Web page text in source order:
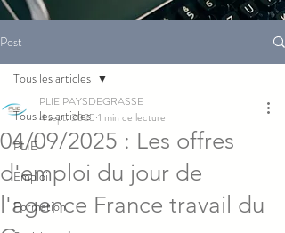
Post
Tous les articles
PLIE
Emploi
Formation
Tous les articles
04/09/2025 : Les offres
d'emploi du jour de
l'agence France travail du
PLIE PAYSDEGRASSE
4 sept. 2025 1 min de lecture